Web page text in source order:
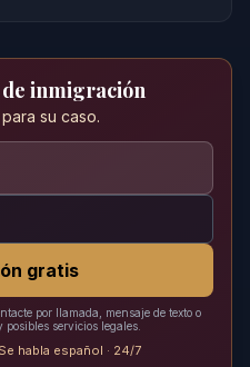
de inmigración
su caso.
gratis
por llamada, mensaje de texto o
servicios legales.
habla español · 24/7